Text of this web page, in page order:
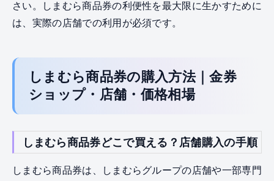
さい。しまむら商品券の利便性を最大限に生かすために
は、実際の店舗での利用が必須です。
しまむら商品券の購入方法｜金券
ショップ・店舗・価格相場
しまむら商品券どこで買える？店舗購入の手順
しまむら商品券は、しまむらグループの店舗や一部専門